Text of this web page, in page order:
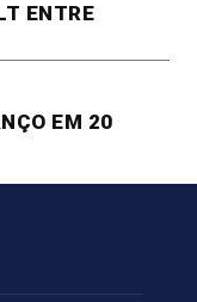
ENTRE
EM 20